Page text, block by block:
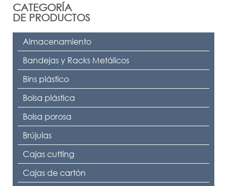
CATEGORÍA
DE PRODUCTOS
Almacenamiento
Bandejas y Racks Metálicos
Bins plástico
Bolsa plástica
Bolsa porosa
Brújulas
Cajas cutting
Cajas de cartón